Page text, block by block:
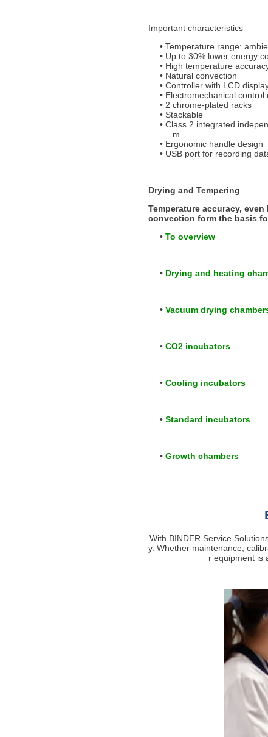
Important characteristics
Temperature range:
Up to 30% lower energy
High temperature
Natural convection
Controller with LCD
Electromechanical
2 chrome-plated racks
Stackable
Class 2 integrated
m
Ergonomic handle design
USB port for recording
Drying and Tempering
Temperature accuracy,
convection form the basis
To overview
Drying and heating
Vacuum drying
CO2 incubators
Cooling incubators
Standard incubators
Growth chambers
With BINDER Service
y. Whether maintenance,
r equipment is